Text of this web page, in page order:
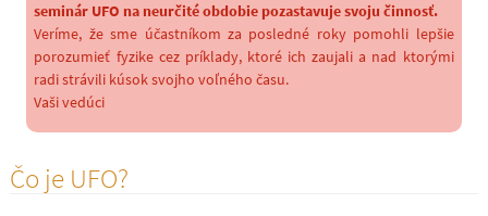
seminár UFO na neurčité obdobie pozastavuje svoju činnosť.
Veríme, že sme účastníkom za posledné roky pomohli lepšie
porozumieť fyzike cez príklady, ktoré ich zaujali a nad ktorými
radi strávili kúsok svojho voľného času.
Vaši vedúci
Čo je UFO?